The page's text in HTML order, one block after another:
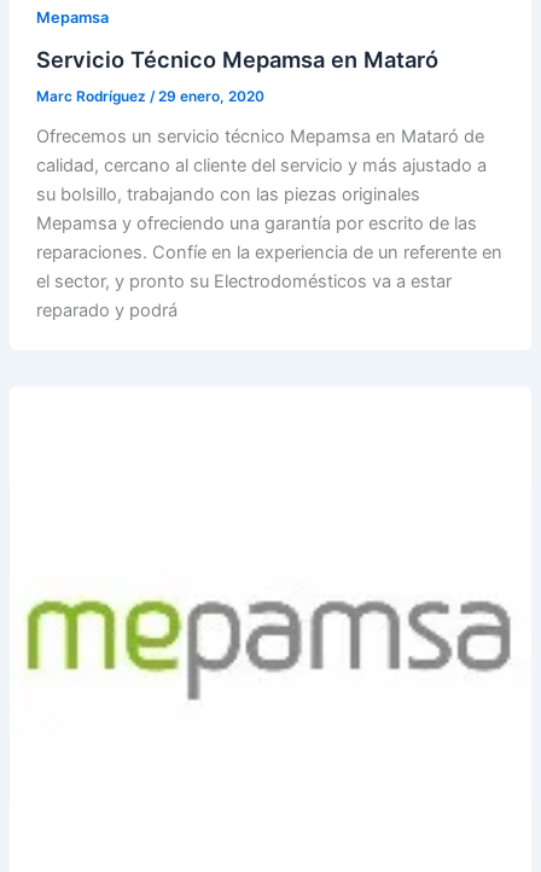
Mepamsa
Servicio Técnico Mepamsa en Mataró
Marc Rodríguez /29 enero, 2020
Ofrecemos un servicio técnico Mepamsa en Mataró de
calidad, cercano al cliente del servicio y más ajustado a
su bolsillo, trabajando con las piezas originales
Mepamsa y ofreciendo una garantía por escrito de las
reparaciones. Confíe en la experiencia de un referente en
el sector, y pronto su Electrodomésticos va a estar
reparado y podrá